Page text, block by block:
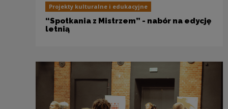
Projekty kulturalne i edukacyjne
“Spotkania z Mistrzem” - nabór na edycję
letnią